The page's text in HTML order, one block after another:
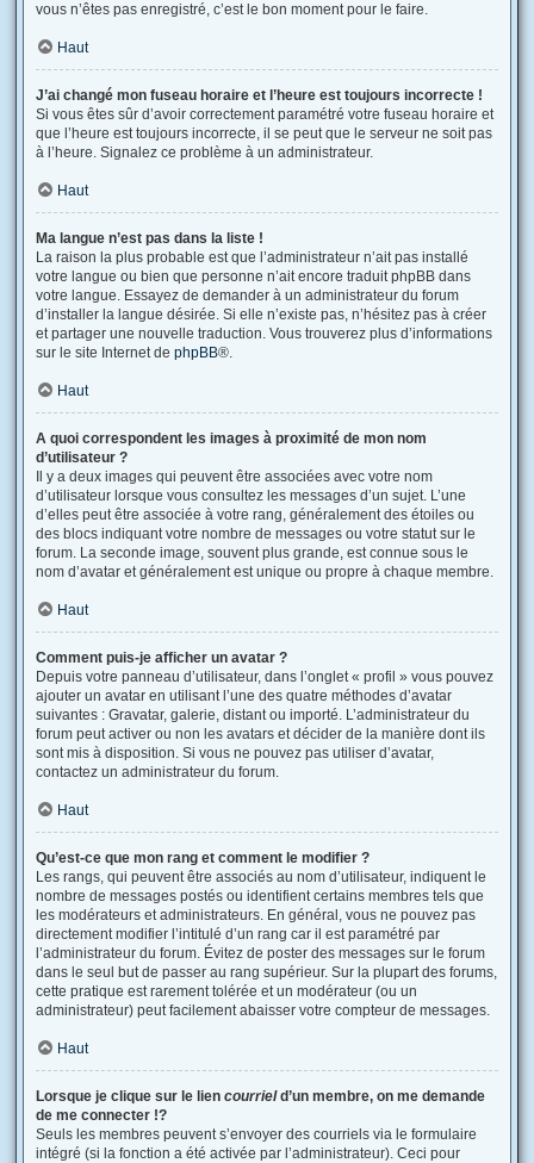
vous n’êtes pas enregistré, c’est le bon moment pour le faire.
Haut
J’ai changé mon fuseau horaire et l’heure est toujours incorrecte !
Si vous êtes sûr d’avoir correctement paramétré votre fuseau horaire et
que l’heure est toujours incorrecte, il se peut que le serveur ne soit pas
à l’heure. Signalez ce problème à un administrateur.
Haut
Ma langue n’est pas dans la liste !
La raison la plus probable est que l’administrateur n’ait pas installé
votre langue ou bien que personne n’ait encore traduit phpBB dans
votre langue. Essayez de demander à un administrateur du forum
d’installer la langue désirée. Si elle n’existe pas, n’hésitez pas à créer
et partager une nouvelle traduction. Vous trouverez plus d’informations
sur le site Internet de phpBB®.
Haut
A quoi correspondent les images à proximité de mon nom
d’utilisateur ?
Il y a deux images qui peuvent être associées avec votre nom
d’utilisateur lorsque vous consultez les messages d’un sujet. L’une
d’elles peut être associée à votre rang, généralement des étoiles ou
des blocs indiquant votre nombre de messages ou votre statut sur le
forum. La seconde image, souvent plus grande, est connue sous le
nom d’avatar et généralement est unique ou propre à chaque membre.
Haut
Comment puis-je afficher un avatar ?
Depuis votre panneau d’utilisateur, dans l’onglet « profil » vous pouvez
ajouter un avatar en utilisant l’une des quatre méthodes d’avatar
suivantes : Gravatar, galerie, distant ou importé. L’administrateur du
forum peut activer ou non les avatars et décider de la manière dont ils
sont mis à disposition. Si vous ne pouvez pas utiliser d’avatar,
contactez un administrateur du forum.
Haut
Qu’est-ce que mon rang et comment le modifier ?
Les rangs, qui peuvent être associés au nom d’utilisateur, indiquent le
nombre de messages postés ou identifient certains membres tels que
les modérateurs et administrateurs. En général, vous ne pouvez pas
directement modifier l’intitulé d’un rang car il est paramétré par
l’administrateur du forum. Évitez de poster des messages sur le forum
dans le seul but de passer au rang supérieur. Sur la plupart des forums,
cette pratique est rarement tolérée et un modérateur (ou un
administrateur) peut facilement abaisser votre compteur de messages.
Haut
Lorsque je clique sur le lien courrield’un membre, on me demande
de me connecter !?
Seuls les membres peuvent s’envoyer des courriels via le formulaire
intégré (si la fonction a été activée par l’administrateur). Ceci pour